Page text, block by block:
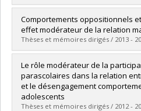
Graduate :Archambault, Kim
Cycle :Doctoral
Grade :Ph. D.
Lien vers le document dans
Comportements oppositionnels
effet modérateur de la relation
Thèses et mémoires dirigés / 2013 -
Graduate :Vandenbossche-
Cycle :Master's
Grade :M. Sc.
Lien vers le document dans
Le rôle modérateur de la
parascolaires dans la relation
et le désengagement
adolescents
Thèses et mémoires dirigés / 2012 -